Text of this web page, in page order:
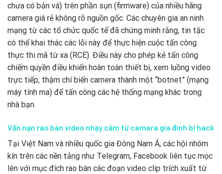
chưa có bản vá) trên phần sụn (firmware) của nhiều hãng
camera giá rẻ không rõ nguồn gốc. Các chuyên gia an ninh
mạng từ các tổ chức quốc tế đã chứng minh rằng, tin tặc
có thể khai thác các lỗi này để thực hiện cuộc tấn công
thực thi mã từ xa (RCE). Điều này cho phép kẻ tấn công
chiếm quyền điều khiển hoàn toàn thiết bị, xem luồng video
trực tiếp, thậm chí biến camera thành một “botnet” (mạng
máy tính ma) để tấn công các hệ thống mạng khác trong
nhà bạn.
Vấn nạn rao bán video nhạy cảm từ camera gia đình bị hack
Tại Việt Nam và nhiều quốc gia Đông Nam Á, các hội nhóm
kín trên các nền tảng như Telegram, Facebook liên tục mọc
lên với mục đích rao bán các đoạn video clip trích xuất từ